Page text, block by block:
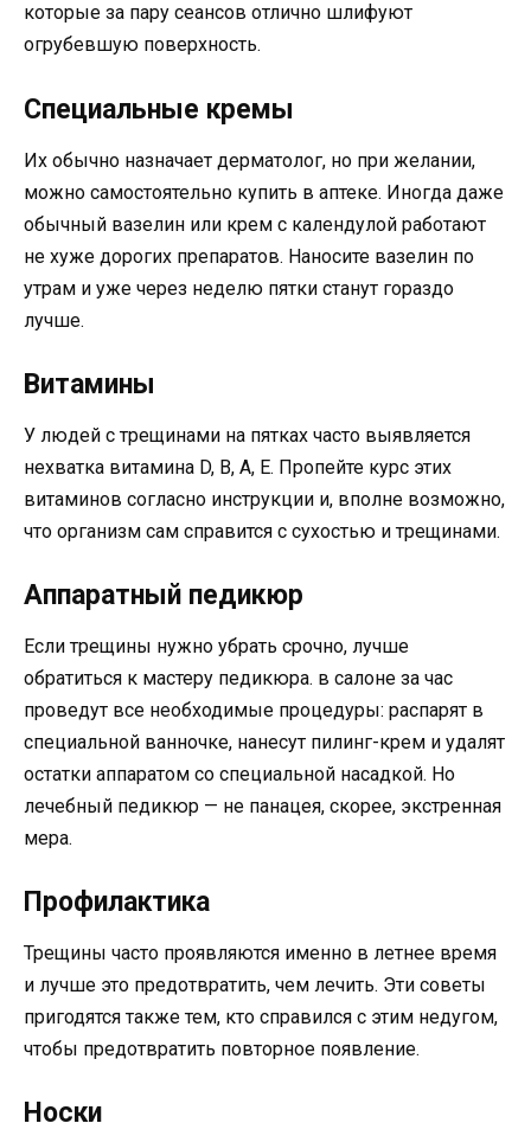
которые за пару сеансов отлично шлифуют
огрубевшую поверхность.
Специальные кремы
Их обычно назначает дерматолог, но при желании,
можно самостоятельно купить в аптеке. Иногда даже
обычный вазелин или крем с календулой работают
не хуже дорогих препаратов. Наносите вазелин по
утрам и уже через неделю пятки станут гораздо
лучше.
Витамины
У людей с трещинами на пятках часто выявляется
нехватка витамина D, B, A, E. Пропейте курс этих
витаминов согласно инструкции и, вполне возможно,
что организм сам справится с сухостью и трещинами.
Аппаратный педикюр
Если трещины нужно убрать срочно, лучше
обратиться к мастеру педикюра. в салоне за час
проведут все необходимые процедуры: распарят в
специальной ванночке, нанесут пилинг-крем и удалят
остатки аппаратом со специальной насадкой. Но
лечебный педикюр — не панацея, скорее, экстренная
мера.
Профилактика
Трещины часто проявляются именно в летнее время
и лучше это предотвратить, чем лечить. Эти советы
пригодятся также тем, кто справился с этим недугом,
чтобы предотвратить повторное появление.
Носки